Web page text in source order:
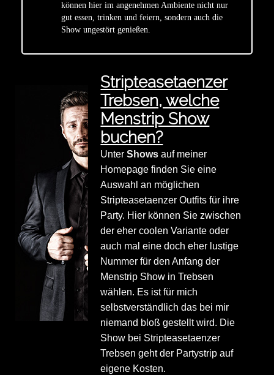
können hier im angenehmen Ambiente nicht nur
gut essen, trinken und feiern, sondern auch die
Show ungestört genießen.
Stripteasetaenzer
Trebsen, welche
Menstrip Show
buchen?
UnterShows auf meiner
Homepage finden Sie eine
Auswahl an möglichen
Stripteasetaenzer Outfits für ihre
Party. Hier können Sie zwischen
der eher coolen Variante oder
auch mal eine doch eher lustige
Nummer für den Anfang der
Menstrip Show in Trebsen
wählen. Es ist für mich
selbstverständlich das bei mir
niemand bloß gestellt wird. Die
Show bei Stripteasetaenzer
Trebsen geht der Partystrip auf
eigene Kosten.